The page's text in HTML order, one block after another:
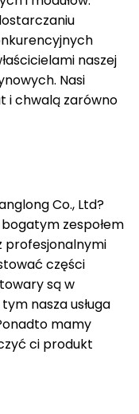
naszej
Nasi
i chwalą zarówno
Co., Ltd?
zespołem
profesjonalnymi
części
są w
nasza usługa
mamy
ci produkt